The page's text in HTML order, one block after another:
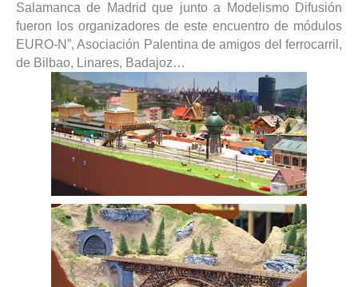
Salamanca de Madrid que junto a Modelismo Difusión
fueron los organizadores de este encuentro de módulos
EURO-N”, Asociación Palentina de amigos del ferrocarril,
de Bilbao, Linares, Badajoz…